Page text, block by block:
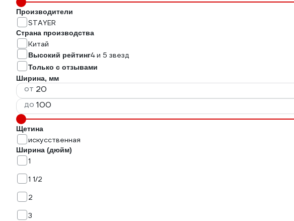
Производители
STAYER
Страна производства
Китай
Высокий рейтинг4 и 5 звезд
Только с отзывами
Ширина, мм
от
до
Щетина
искусственная
Ширина (дюйм)
1
1 1/2
2
3